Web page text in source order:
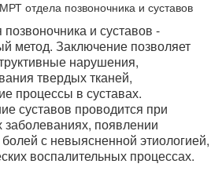
отдела позвоночника и суставов
и суставов -
метод. Заключение позволяет
нарушения,
твердых тканей,
процессы в суставах.
суставов проводится при
заболеваниях, появлении
с невыясненной этиологией,
воспалительных процессах.